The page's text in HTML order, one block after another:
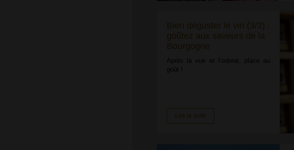
Bien déguster le vin (3/3) :
goûtez aux saveurs de la
Bourgogne
Après la vue et l’odorat, place au
goût !
Lire la suite